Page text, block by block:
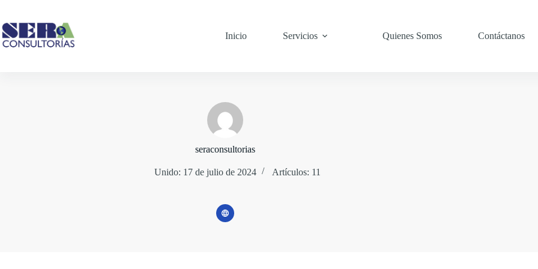
contenido
Inicio
Servicios Quienes Somos Contáctanos
seraconsultorias
Unido: 17 de julio de 2024 Artículos: 11